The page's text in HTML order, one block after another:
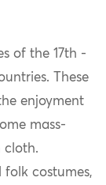
of the 17th -
These
enjoyment
mass-
cloth.
folk costumes,